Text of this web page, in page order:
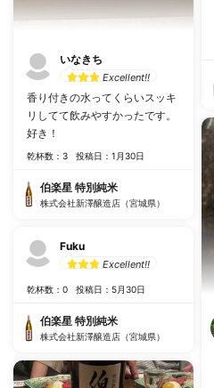
いなきち
Excellent!!
香り付きの水ってくらいスッキ
リしてて飲みやすかったです。
好き！
乾杯数：3 投稿日：1月30日
伯楽星 特別純米
株式会社新澤醸造店（宮城県）
Fuku
Excellent!!
乾杯数：0 投稿日：5月30日
伯楽星 特別純米
株式会社新澤醸造店（宮城県）